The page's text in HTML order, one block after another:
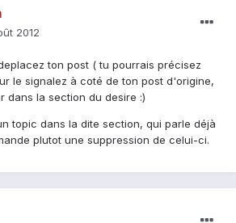
2012
ton post ( tu pourrais précisez
le signalez à coté de ton post d'origine,
dans la section du desire :)
topic dans la dite section, qui parle déjà
plutot une suppression de celui-ci.